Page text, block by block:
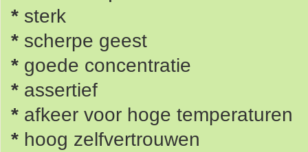
* sterk
* scherpe geest
* goede concentratie
* assertief
* afkeer voor hoge temperaturen
* hoog zelfvertrouwen